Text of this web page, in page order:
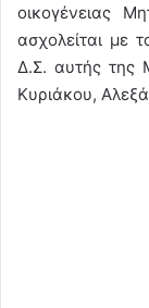
οικογένειας
ασχολείται με
Δ.Σ. αυτής της
Κυριάκου,